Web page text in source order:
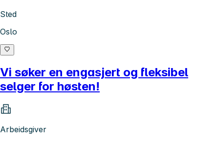
Sted
Oslo
Vi søker en engasjert og fleksibel
selger for høsten!
Arbeidsgiver